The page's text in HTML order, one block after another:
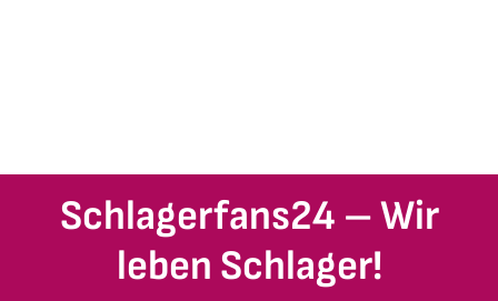
Schlagerfans24 – Wir
leben Schlager!